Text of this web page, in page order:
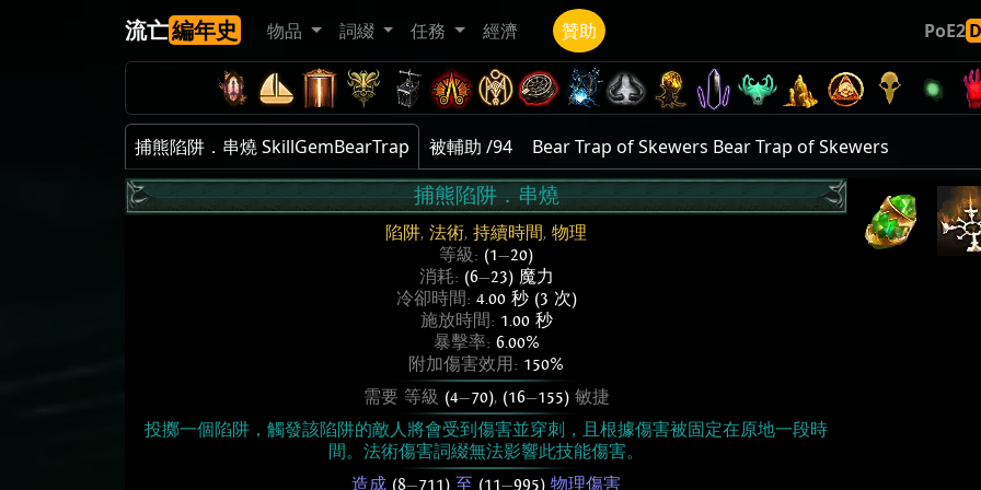
流亡編年史 物品 詞綴 任務 經濟 贊助 PoE2
捕熊陷阱．串燒 SkillGemBearTrap 被輔助 /94 Bear Trap of Skewers Bear Trap of Skewers
捕熊陷阱．串燒
陷阱, 法術, 持續時間, 物理
等級: (1—20)
消耗: (6—23) 魔力
冷卻時間: 4.00 秒 (3 次)
施放時間: 1.00 秒
暴擊率: 6.00%
附加傷害效用: 150%
需要 等級 (4—70), (16—155)敏捷
投擲一個陷阱，觸發該陷阱的敵人將會受到傷害並穿刺，且根據傷害被固定在原地一段時
間。法術傷害詞綴無法影響此技能傷害。
造成 (8—711) 至 (11—995) 物理傷害